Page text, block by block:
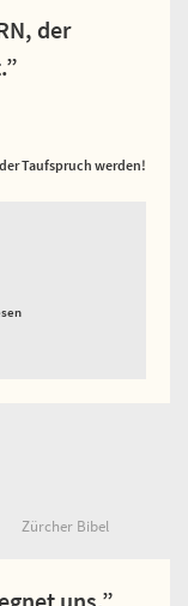
der
Taufspruch werden!
Zürcher Bibel